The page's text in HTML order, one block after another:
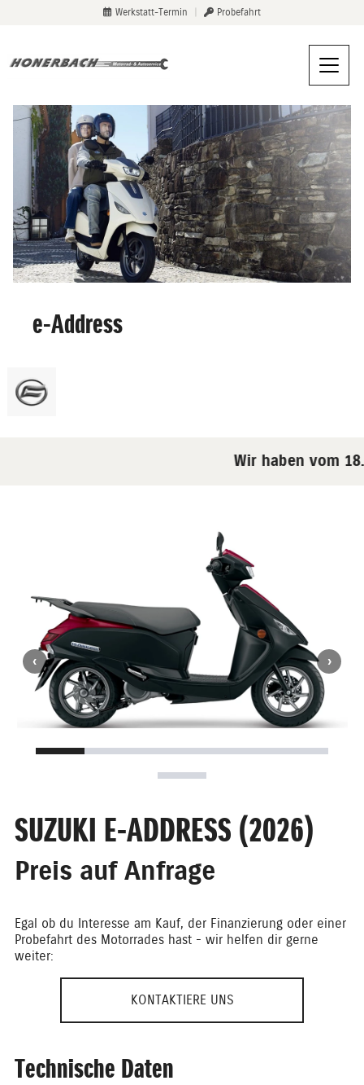
Werkstatt-Termin Probefahrt
e-Address
Wir haben vom
SUZUKI E-ADDRESS (2026)
Preis auf Anfrage
Egal ob du Interesse am Kauf, der Finanzierung oder einer
Probefahrt des Motorrades hast - wir helfen dir gerne
weiter:
KONTAKTIERE UNS
Technische Daten